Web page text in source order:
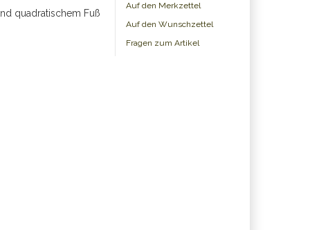
quadratischem Fuß
Auf den Merkzettel
Auf den Wunschzettel
Fragen zum Artikel